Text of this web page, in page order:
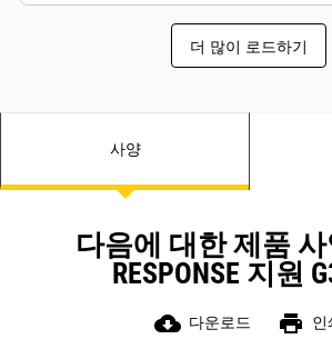
더 많이 로드하기
사양
다음에 대한 제품 사
RESPONSE 지원
cloud_download 다운로드 print 인